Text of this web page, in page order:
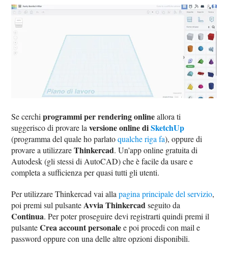
Se cerchiprogrammi per rendering onlineallora ti
suggerisco di provare laversione online diSketchUp
(programma del quale ho parlatoqualche riga fa), oppure di
provare a utilizzareThinkercad. Un'app online gratuita di
Autodesk (gli stessi di AutoCAD) che è facile da usare e
completa a sufficienza per quasi tutti gli utenti.
Per utilizzare Thinkercad vai allapagina principale del servizio,
poi premi sul pulsante Avvia Thinkercadseguito da
Continua. Per poter proseguire devi registrarti quindi premi il
pulsanteCrea account personalee poi procedi con mail e
password oppure con una delle altre opzioni disponibili.